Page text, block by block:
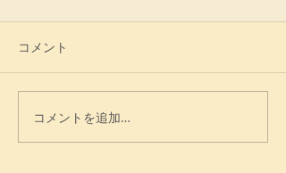
コメント
コメントを追加…